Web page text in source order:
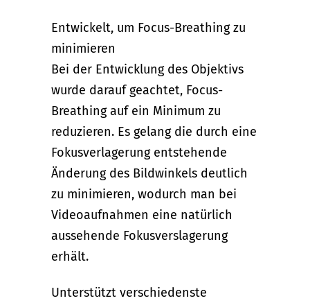
Entwickelt, um Focus-Breathing zu
minimieren
Bei der Entwicklung des Objektivs
wurde darauf geachtet, Focus-
Breathing auf ein Minimum zu
reduzieren. Es gelang die durch eine
Fokusverlagerung entstehende
Änderung des Bildwinkels deutlich
zu minimieren, wodurch man bei
Videoaufnahmen eine natürlich
aussehende Fokusverslagerung
erhält.
Unterstützt verschiedenste